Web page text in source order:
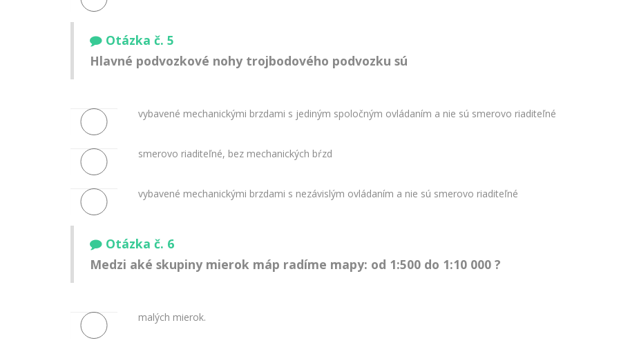
Otázka č. 5
Hlavné podvozkové nohy trojbodového podvozku sú
vybavené mechanickými brzdami s jediným spoločným ovládaním a nie sú smerovo riaditeľné
smerovo riaditeľné, bez mechanických bŕzd
vybavené mechanickými brzdami s nezávislým ovládaním a nie sú smerovo riaditeľné
Otázka č. 6
Medzi aké skupiny mierok máp radíme mapy: od 1:500 do 1:10 000 ?
malých mierok.